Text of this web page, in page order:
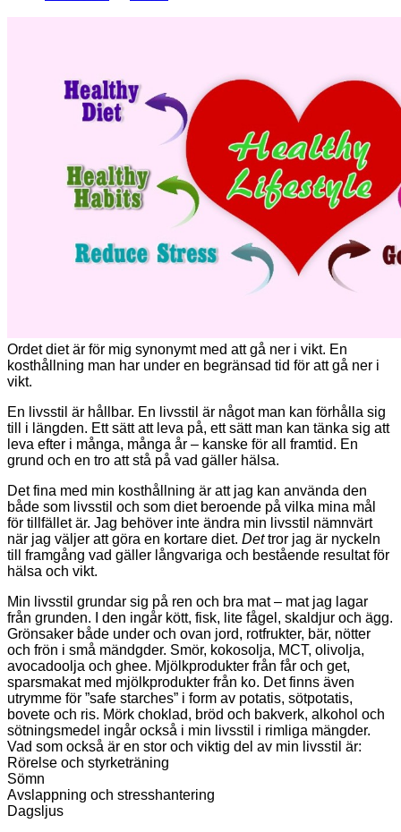
Ordet diet är för mig synonymt med att gå ner i vikt. En
kosthållning man har under en begränsad tid för att gå ner i
vikt.
En livsstil är hållbar. En livsstil är något man kan förhålla sig
till i längden. Ett sätt att leva på, ett sätt man kan tänka sig att
leva efter i många, många år – kanske för all framtid. En
grund och en tro att stå på vad gäller hälsa.
Det fina med min kosthållning är att jag kan använda den
både som livsstil och som diet beroende på vilka mina mål
för tillfället är. Jag behöver inte ändra min livsstil nämnvärt
när jag väljer att göra en kortare diet. Dettror jag är nyckeln
till framgång vad gäller långvariga och bestående resultat för
hälsa och vikt.
Min livsstil grundar sig på ren och bra mat – mat jag lagar
från grunden. I den ingår kött, fisk, lite fågel, skaldjur och ägg.
Grönsaker både under och ovan jord, rotfrukter, bär, nötter
och frön i små mändgder. Smör, kokosolja, MCT, olivolja,
avocadoolja och ghee. Mjölkprodukter från får och get,
sparsmakat med mjölkprodukter från ko. Det finns även
utrymme för ”safe starches” i form av potatis, sötpotatis,
bovete och ris. Mörk choklad, bröd och bakverk, alkohol och
sötningsmedel ingår också i min livsstil i rimliga mängder.
Vad som också är en stor och viktig del av min livsstil är:
Rörelse och styrketräning
Sömn
Avslappning och stresshantering
Dagsljus